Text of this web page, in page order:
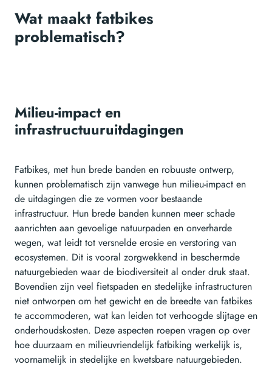
Wat maakt fatbikes
problematisch?
Milieu-impact en
infrastructuuruitdagingen
Fatbikes, met hun brede banden en robuuste ontwerp,
kunnen problematisch zijn vanwege hun milieu-impact en
de uitdagingen die ze vormen voor bestaande
infrastructuur. Hun brede banden kunnen meer schade
aanrichten aan gevoelige natuurpaden en onverharde
wegen, wat leidt tot versnelde erosie en verstoring van
ecosystemen. Dit is vooral zorgwekkend in beschermde
natuurgebieden waar de biodiversiteit al onder druk staat.
Bovendien zijn veel fietspaden en stedelijke infrastructuren
niet ontworpen om het gewicht en de breedte van fatbikes
te accommoderen, wat kan leiden tot verhoogde slijtage en
onderhoudskosten. Deze aspecten roepen vragen op over
hoe duurzaam en milieuvriendelijk fatbiking werkelijk is,
voornamelijk in stedelijke en kwetsbare natuurgebieden.